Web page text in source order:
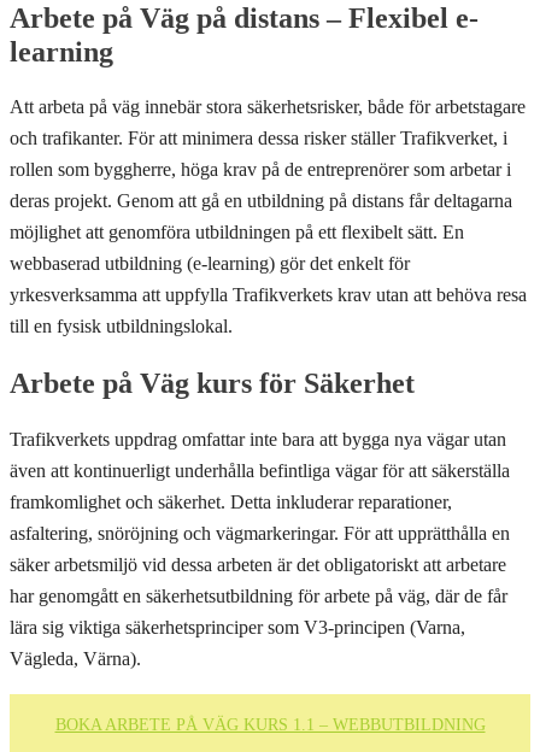
Arbete på Väg på distans – Flexibel e-
learning
Att arbeta på väg innebär stora säkerhetsrisker, både för arbetstagare
och trafikanter. För att minimera dessa risker ställer Trafikverket, i
rollen som byggherre, höga krav på de entreprenörer som arbetar i
deras projekt. Genom att gå en utbildning på distans får deltagarna
möjlighet att genomföra utbildningen på ett flexibelt sätt. En
webbaserad utbildning (e-learning) gör det enkelt för
yrkesverksamma att uppfylla Trafikverkets krav utan att behöva resa
till en fysisk utbildningslokal.
Arbete på Väg kurs för Säkerhet
Trafikverkets uppdrag omfattar inte bara att bygga nya vägar utan
även att kontinuerligt underhålla befintliga vägar för att säkerställa
framkomlighet och säkerhet. Detta inkluderar reparationer,
asfaltering, snöröjning och vägmarkeringar. För att upprätthålla en
säker arbetsmiljö vid dessa arbeten är det obligatoriskt att arbetare
har genomgått en säkerhetsutbildning för arbete på väg, där de får
lära sig viktiga säkerhetsprinciper som V3-principen (Varna,
Vägleda, Värna).
BOKA ARBETE PÅ VÄG KURS 1.1 – WEBBUTBILDNING